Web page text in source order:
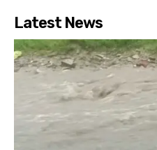
Latest News